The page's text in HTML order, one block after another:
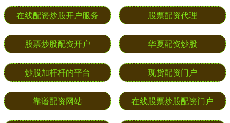
在线配资炒股开户服务 股票配资代理
股票炒股配资开户 华夏配资炒股
炒股加杆杆的平台 现货配资门户
靠谱配资网站 在线股票炒股配资门户